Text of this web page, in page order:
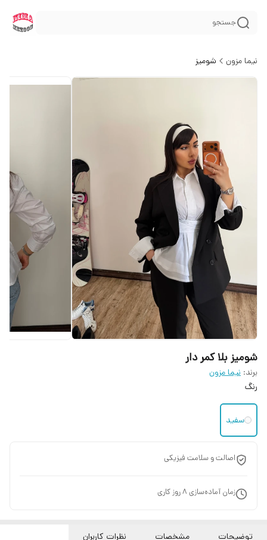
جستجو
نیما مزون شومیز
شومیز بلا کمر دار
برند: نیما مزون
رنگ
سفید
اصالت و سلامت فیزیکی
زمان آماده‌سازی 8روز کاری
توضیحات مشخصات نظرات کاربران